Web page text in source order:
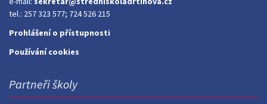
tel.: 257 323 577; 724 526 215
Prohlášení o přístupnosti
Používání cookies
Partneři školy